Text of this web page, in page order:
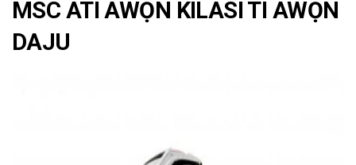
MSC ATI AWỌN KILASI TI AWỌN
DAJU